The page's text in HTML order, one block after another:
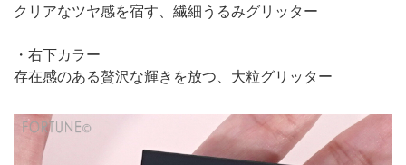
クリアなツヤ感を宿す、繊細うるみグリッター
・右下カラー
存在感のある贅沢な輝きを放つ、大粒グリッター